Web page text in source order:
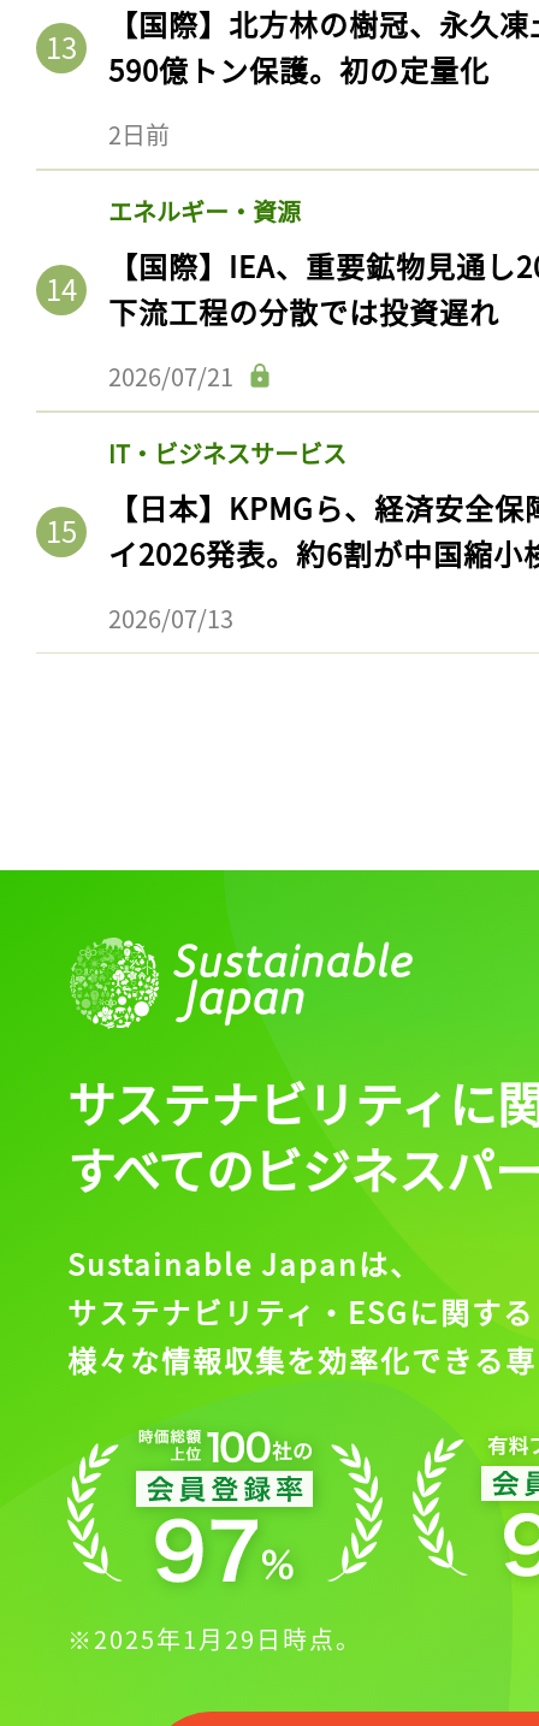
【国際】北方林の樹冠、永久
590億トン保護。初の定量化
2日前
エネルギー・資源
【国際】IEA、重要鉱物見通
下流工程の分散では投資遅れ
2026/07/21
IT・ビジネスサービス
【日本】KPMGら、経済安全
イ2026発表。約6割が中国縮小
2026/07/13
サステナビリティに
すべてのビジネスパ
Sustainable Japanは、
サステナビリティ・ESGに関する
様々な情報収集を効率化できる
※2025年1月29日時点。